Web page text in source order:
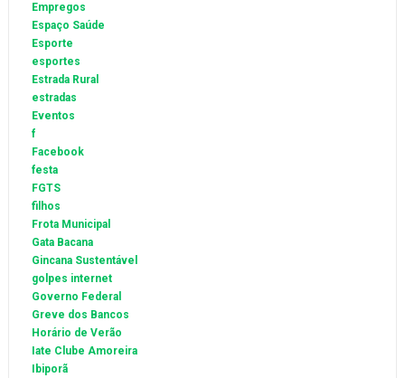
Empregos
Espaço Saúde
Esporte
esportes
Estrada Rural
estradas
Eventos
f
Facebook
festa
FGTS
filhos
Frota Municipal
Gata Bacana
Gincana Sustentável
golpes internet
Governo Federal
Greve dos Bancos
Horário de Verão
Iate Clube Amoreira
Ibiporã